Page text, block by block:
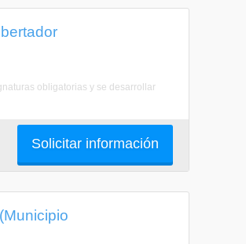
obligatorias y se desarrollar
Solicitar información